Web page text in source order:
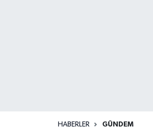
HABERLER GÜNDEM